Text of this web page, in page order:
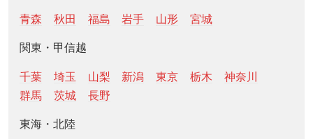
青森 秋田 福島 岩手 山形 宮城
関東・甲信越
千葉 埼玉 山梨 新潟 東京 栃木
神奈川
群馬
茨城 長野
東海・北陸